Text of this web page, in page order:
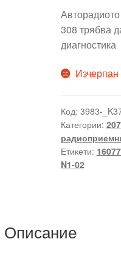
308 трябва
диагностика
Изчерпан
Код: 3983-
Категории: 207
Етикети:
N1-02
Описание